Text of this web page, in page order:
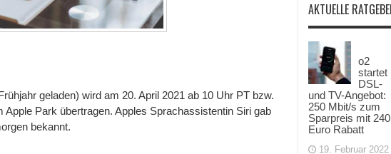
geladen) wird am 20. April 2021 ab 10 Uhr PT bzw.
Park übertragen. Apples Sprachassistentin Siri gab
bekannt.
AKTUELLE
o2
startet
DSL-
und TV-Angebot:
250 Mbit/s zum
Sparpreis mit 240
Euro Rabatt
19. Februar 2022